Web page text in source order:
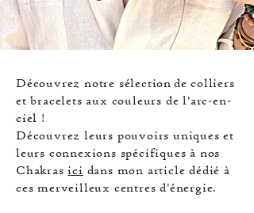
Découvrez notre sélection de colliers
et bracelets aux couleurs de l'arc-en-
ciel !
Découvrez leurs pouvoirs uniques et
leurs connexions spécifiques à nos
Chakras ici dans mon article dédié à
ces merveilleux centres d'énergie.